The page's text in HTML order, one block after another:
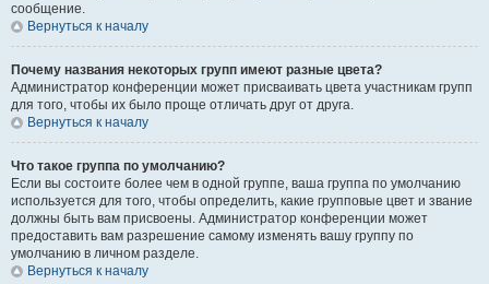
сообщение.
Вернуться к началу
Почему названия некоторых групп имеют разные цвета?
Администратор конференции может присваивать цвета участникам групп
для того, чтобы их было проще отличать друг от друга.
Вернуться к началу
Что такое группа по умолчанию?
Если вы состоите более чем в одной группе, ваша группа по умолчанию
используется для того, чтобы определить, какие групповые цвет и звание
должны быть вам присвоены. Администратор конференции может
предоставить вам разрешение самому изменять вашу группу по
умолчанию в личном разделе.
Вернуться к началу